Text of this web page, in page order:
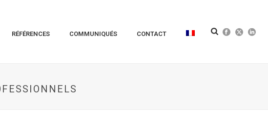
RÉFÉRENCES COMMUNIQUÉS CONTACT